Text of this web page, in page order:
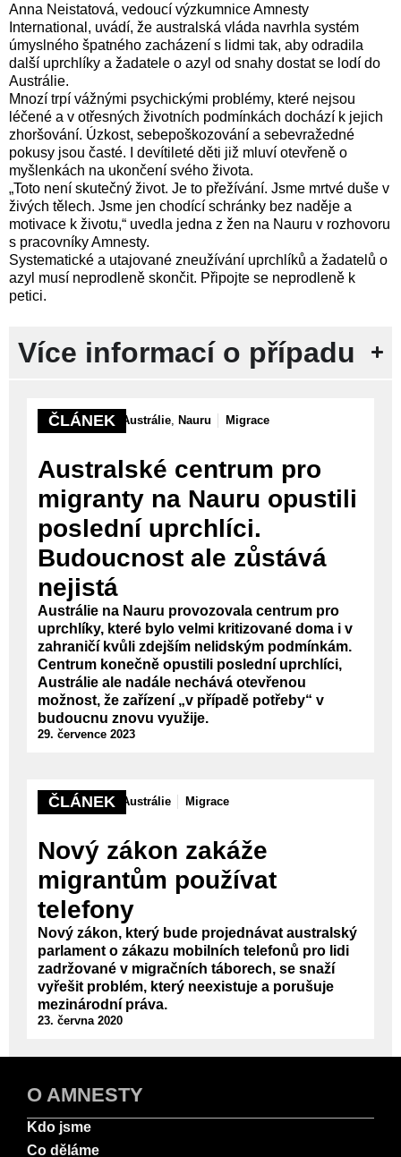
Anna Neistatová, vedoucí výzkumnice Amnesty
International, uvádí, že australská vláda navrhla systém
úmyslného špatného zacházení s lidmi tak, aby odradila
další uprchlíky a žadatele o azyl od snahy dostat se lodí do
Austrálie.
Mnozí trpí vážnými psychickými problémy, které nejsou
léčené a v otřesných životních podmínkách dochází k jejich
zhoršování. Úzkost, sebepoškozování a sebevražedné
pokusy jsou časté. I devítileté děti již mluví otevřeně o
myšlenkách na ukončení svého života.
„Toto není skutečný život. Je to přežívání. Jsme mrtvé duše v
živých tělech. Jsme jen chodící schránky bez naděje a
motivace k životu,“ uvedla jedna z žen na Nauru v rozhovoru
s pracovníky Amnesty.
Systematické a utajované zneužívání uprchlíků a žadatelů o
azyl musí neprodleně skončit. Připojte se neprodleně k
petici.
Více informací o případu
ČLÁNEK Austrálie, Nauru Migrace
Australské centrum pro
migranty na Nauru opustili
poslední uprchlíci.
Budoucnost ale zůstává
nejistá
Austrálie na Nauru provozovala centrum pro
uprchlíky, které bylo velmi kritizované doma i v
zahraničí kvůli zdejším nelidským podmínkám.
Centrum konečně opustili poslední uprchlíci,
Austrálie ale nadále nechává otevřenou
možnost, že zařízení „v případě potřeby“ v
budoucnu znovu využije.
29. července 2023
ČLÁNEK Austrálie Migrace
Nový zákon zakáže
migrantům používat
telefony
Nový zákon, který bude projednávat australský
parlament o zákazu mobilních telefonů pro lidi
zadržované v migračních táborech, se snaží
vyřešit problém, který neexistuje a porušuje
mezinárodní práva.
23. června 2020
O AMNESTY
Kdo jsme
Co děláme